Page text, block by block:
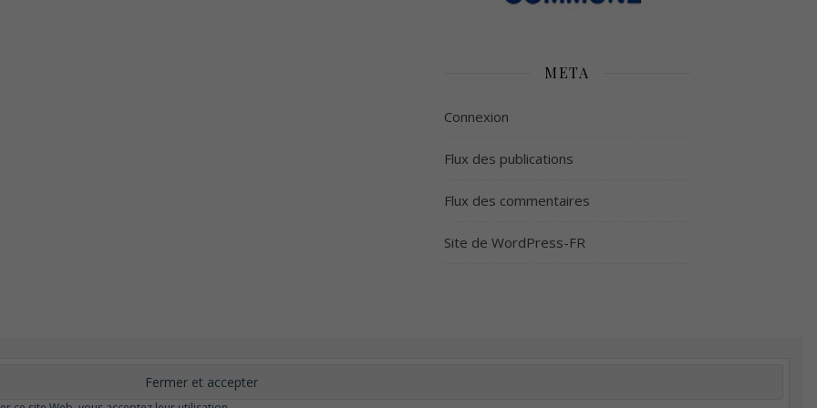
META
Connexion
Flux des publications
Flux des commentaires
Site de WordPress-FR
Meilleur odorat Meilleur goût